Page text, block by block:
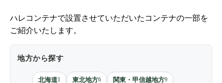
ハレコンテナで設置させていただいたコンテナの一部を
ご紹介いたします。
地方から探す
北海道1 東北地方6 関東・甲信越地方9